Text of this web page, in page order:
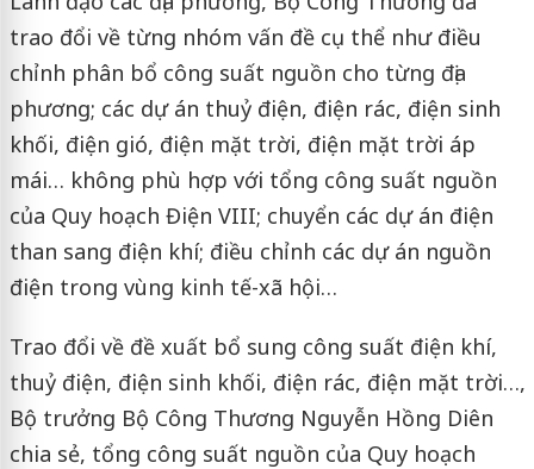
trao đổi về từng nhóm vấn đề cụ thể như điều
chỉnh phân bổ công suất nguồn cho từng địa
phương; các dự án thuỷ điện, điện rác, điện sinh
khối, điện gió, điện mặt trời, điện mặt trời áp
mái… không phù hợp với tổng công suất nguồn
của Quy hoạch Điện VIII; chuyển các dự án điện
than sang điện khí; điều chỉnh các dự án nguồn
điện trong vùng kinh tế-xã hội…
Trao đổi về đề xuất bổ sung công suất điện khí,
thuỷ điện, điện sinh khối, điện rác, điện mặt trời…,
Bộ trưởng Bộ Công Thương Nguyễn Hồng Diên
chia sẻ, tổng công suất nguồn của Quy hoạch